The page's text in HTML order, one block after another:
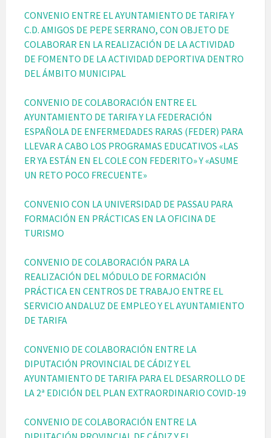
CONVENIO ENTRE EL AYUNTAMIENTO DE TARIFA Y
C.D. AMIGOS DE PEPE SERRANO, CON OBJETO DE
COLABORAR EN LA REALIZACIÓN DE LA ACTIVIDAD
DE FOMENTO DE LA ACTIVIDAD DEPORTIVA DENTRO
DEL ÁMBITO MUNICIPAL
CONVENIO DE COLABORACIÓN ENTRE EL
AYUNTAMIENTO DE TARIFA Y LA FEDERACIÓN
ESPAÑOLA DE ENFERMEDADES RARAS (FEDER) PARA
LLEVAR A CABO LOS PROGRAMAS EDUCATIVOS «LAS
ER YA ESTÁN EN EL COLE CON FEDERITO» Y «ASUME
UN RETO POCO FRECUENTE»
CONVENIO CON LA UNIVERSIDAD DE PASSAU PARA
FORMACIÓN EN PRÁCTICAS EN LA OFICINA DE
TURISMO
CONVENIO DE COLABORACIÓN PARA LA
REALIZACIÓN DEL MÓDULO DE FORMACIÓN
PRÁCTICA EN CENTROS DE TRABAJO ENTRE EL
SERVICIO ANDALUZ DE EMPLEO Y EL AYUNTAMIENTO
DE TARIFA
CONVENIO DE COLABORACIÓN ENTRE LA
DIPUTACIÓN PROVINCIAL DE CÁDIZ Y EL
AYUNTAMIENTO DE TARIFA PARA EL DESARROLLO DE
LA 2ª EDICIÓN DEL PLAN EXTRAORDINARIO COVID-19
CONVENIO DE COLABORACIÓN ENTRE LA